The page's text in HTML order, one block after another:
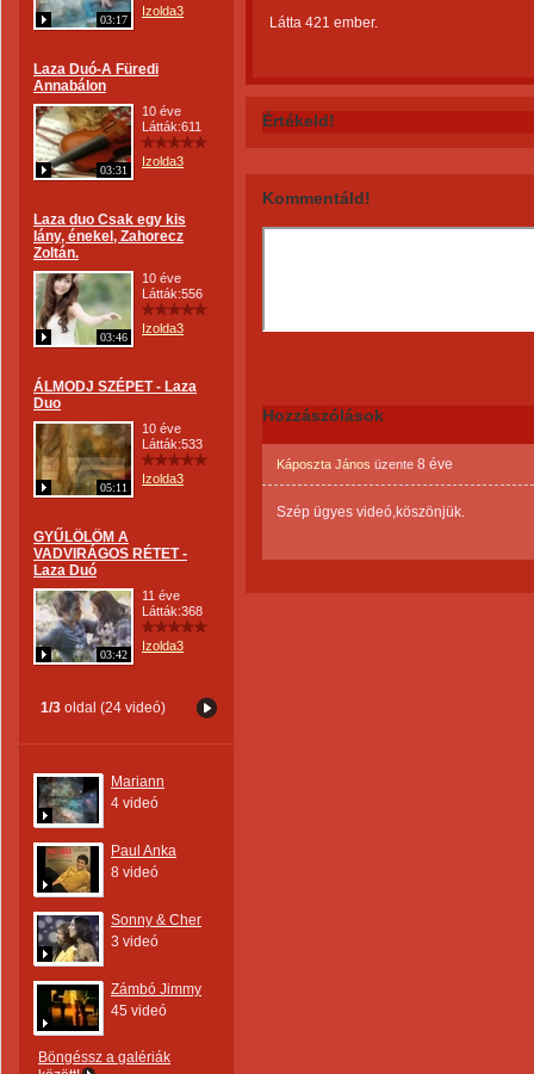
03:17
Izolda3
Laza Duó-A Füredi
Annabálon
03:31
10 éve
Látták:611
Izolda3
Laza duo Csak egy kis
lány, énekel, Zahorecz
Zoltán.
03:46
10 éve
Látták:556
Izolda3
ÁLMODJ SZÉPET - Laza
Duo
05:11
10 éve
Látták:533
Izolda3
GYŰLÖLÖM A
VADVIRÁGOS RÉTET -
Laza Duó
03:42
11 éve
Látták:368
Izolda3
1/3 oldal (24 videó)
Mariann
4 videó
Paul Anka
8 videó
Sonny & Cher
3 videó
Zámbó Jimmy
45 videó
Böngéssz a galériák
Látta 421 ember.
Értékeld!
Kommentáld!
Hozzászólások
Káposzta János üzente 8 éve
Szép ügyes videó,köszönjük.